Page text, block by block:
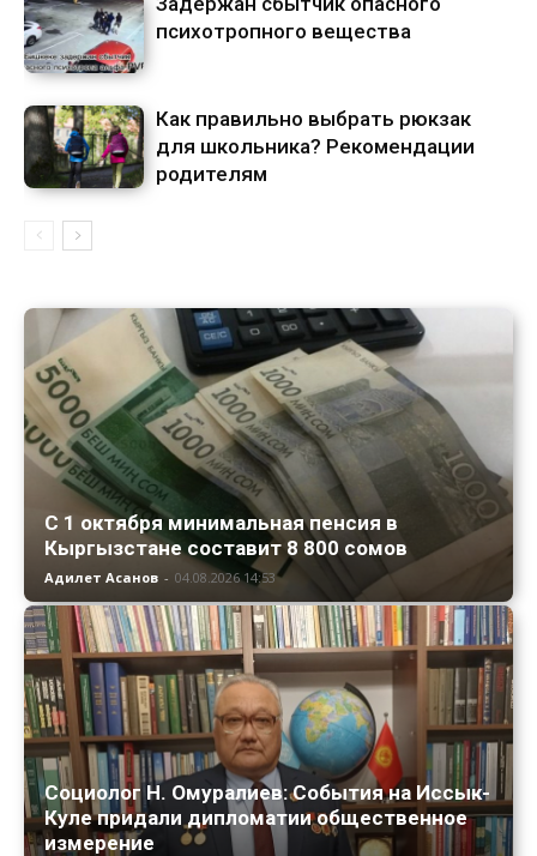
психотропного вещества
Как правильно выбрать рюкзак
для школьника? Рекомендации
родителям
С 1 октября минимальная пенсия в
Кыргызстане составит 8 800 сомов
Адилет Асанов - 04.08.2026 14:53
Социолог Н. Омуралиев: События на Иссык-
Куле придали дипломатии общественное
измерение